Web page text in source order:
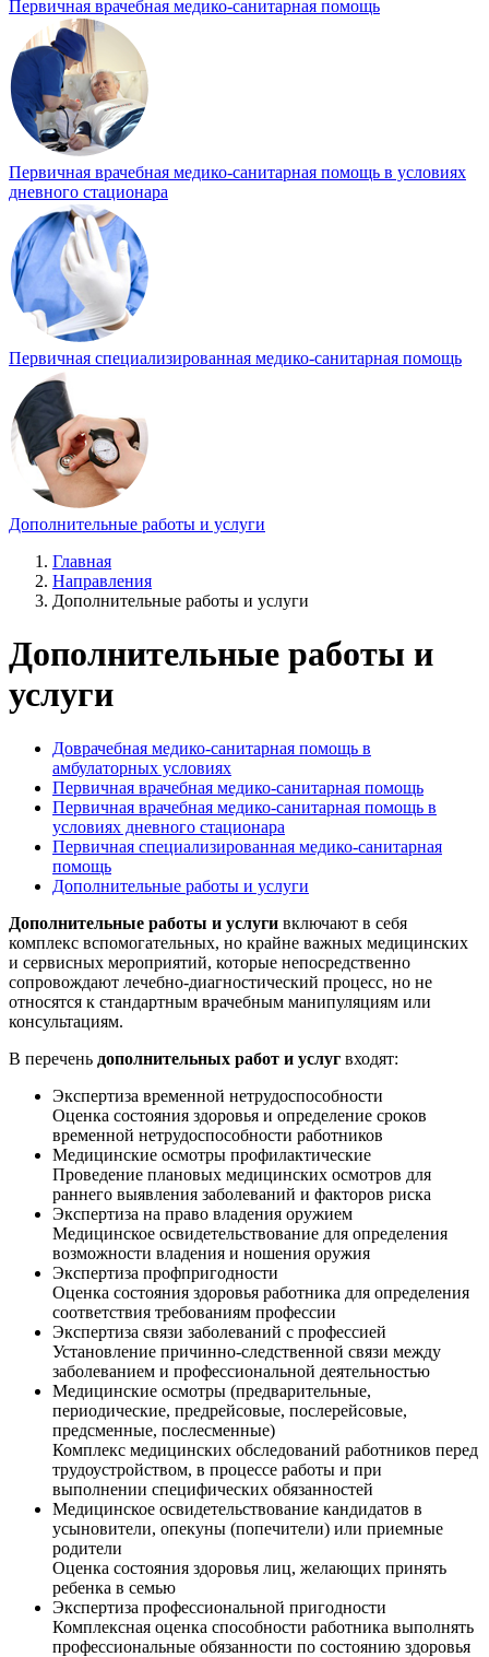
Первичная врачебная медико-санитарная помощь
Первичная врачебная медико-санитарная помощь в условиях
дневного стационара
Первичная специализированная медико-санитарная помощь
Дополнительные работы и услуги
Главная
Направления
Дополнительные работы и услуги
Дополнительные работы и
услуги
Доврачебная медико-санитарная помощь в
амбулаторных условиях
Первичная врачебная медико-санитарная помощь
Первичная врачебная медико-санитарная помощь в
условиях дневного стационара
Первичная специализированная медико-санитарная
помощь
Дополнительные работы и услуги
Дополнительные работы и услуги включают в себя
комплекс вспомогательных, но крайне важных медицинских
и сервисных мероприятий, которые непосредственно
сопровождают лечебно-диагностический процесс, но не
относятся к стандартным врачебным манипуляциям или
консультациям.
В перечень дополнительных работ и услуг входят:
Экспертиза временной нетрудоспособности
Оценка состояния здоровья и определение сроков
временной нетрудоспособности работников
Медицинские осмотры профилактические
Проведение плановых медицинских осмотров для
раннего выявления заболеваний и факторов риска
Экспертиза на право владения оружием
Медицинское освидетельствование для определения
возможности владения и ношения оружия
Экспертиза профпригодности
Оценка состояния здоровья работника для определения
соответствия требованиям профессии
Экспертиза связи заболеваний с профессией
Установление причинно-следственной связи между
заболеванием и профессиональной деятельностью
Медицинские осмотры (предварительные,
периодические, предрейсовые, послерейсовые,
предсменные, послесменные)
Комплекс медицинских обследований работников перед
трудоустройством, в процессе работы и при
выполнении специфических обязанностей
Медицинское освидетельствование кандидатов в
усыновители, опекуны (попечители) или приемные
родители
Оценка состояния здоровья лиц, желающих принять
ребенка в семью
Экспертиза профессиональной пригодности
Комплексная оценка способности работника выполнять
профессиональные обязанности по состоянию здоровья